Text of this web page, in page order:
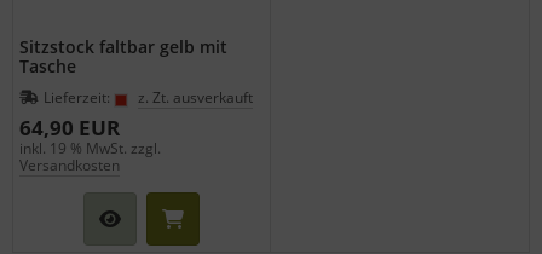
Sitzstock faltbar gelb mit
Tasche
Lieferzeit: z. Zt. ausverkauft
64,90 EUR
inkl. 19 % MwSt. zzgl.
Versandkosten